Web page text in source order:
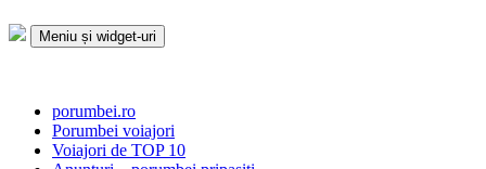
la
Meniu și widget-uri
porumbei.ro
Porumbei voiajori
Voiajori de TOP 10